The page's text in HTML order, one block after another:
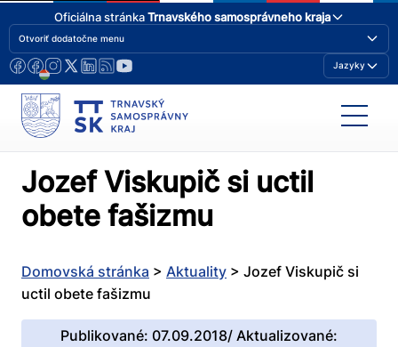
Oficiálna stránkaTrnavského samosprávneho kraja
Otvoriť dodatočne menu
Jazyky
Jozef Viskupič si uctil
obete fašizmu
Domovská stránka > Aktuality > Jozef Viskupič si
uctil obete fašizmu
Publikované: 07.09.2018/ Aktualizované: